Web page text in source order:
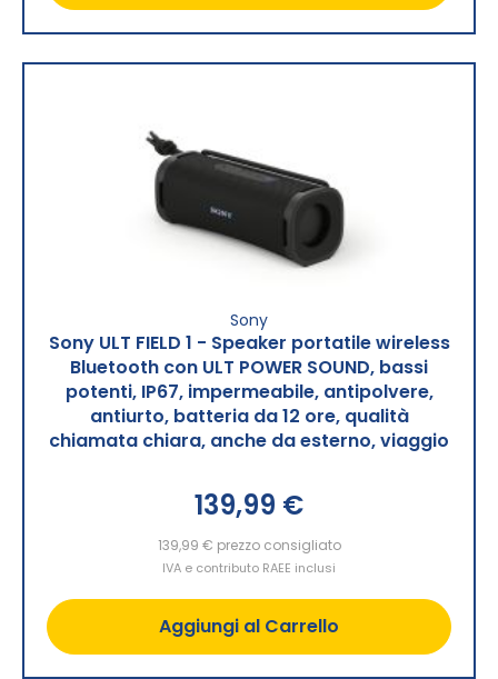
Sony
Sony ULT FIELD 1 - Speaker portatile wireless
Bluetooth con ULT POWER SOUND, bassi
potenti, IP67, impermeabile, antipolvere,
antiurto, batteria da 12 ore, qualità
chiamata chiara, anche da esterno, viaggio
139,99 €
139,99 € prezzo consigliato
IVA e contributo RAEE inclusi
Aggiungi al Carrello